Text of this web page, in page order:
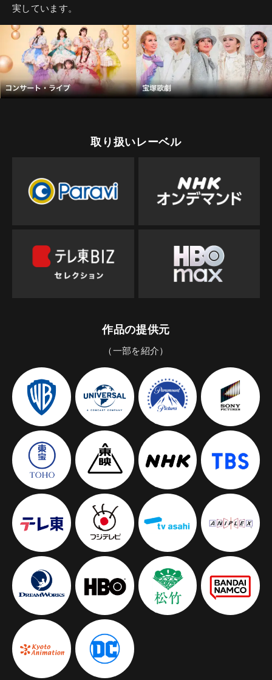
実しています。
取り扱いレーベル
作品の提供元
（一部を紹介）